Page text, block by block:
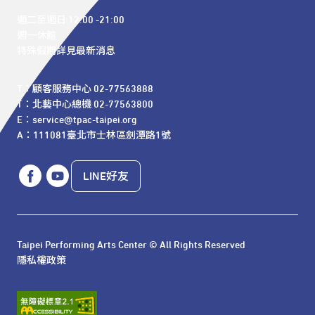
週二至週日 12:00 -21:00
特殊假期詳見最新消息
T：顧客服務中心 02-77563888
T：北藝中心總機 02-77563800
E：service@tpac-taipei.org
A：111081臺北市士林區劍潭路1號
LINE好友
Taipei Performing Arts Center © All Rights Reserved
隱私權政策